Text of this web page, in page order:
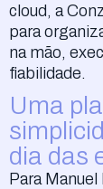
cloud, a
para
na mão,
fiabilidade.
Uma
dia das
Para